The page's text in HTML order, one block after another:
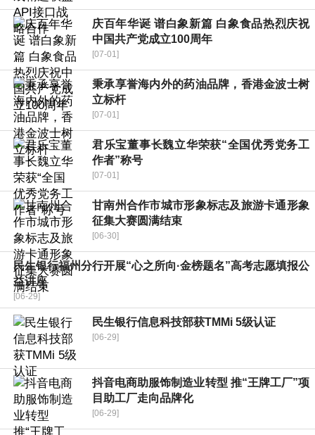
庆百年华诞 谱白象新篇 白象食品热烈庆祝
中国共产党成立100周年
[07-01]
秉承享誉海内外的药油品牌，香港金波士树
立标杆
[07-01]
君乐宝董事长魏立华荣获“全国优秀党务工
作者”称号
[07-01]
甘南州合作市城市形象标志及旅游卡通形象
征集大赛圆满结束
[06-30]
民生银行福州分行开展“心之所向·金榜题名”高考志愿填报公
益讲座
[06-29]
民生银行信息科技部获TMMi 5级认证
[06-29]
抖音电商助服饰制造业转型 推“王牌工厂”项
目助工厂走向品牌化
[06-29]